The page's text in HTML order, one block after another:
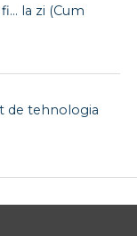
la zi (Cum
de tehnologia